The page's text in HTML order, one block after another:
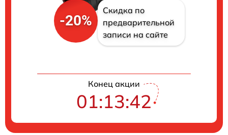
-20%
Скидка по
предварительной
записи на сайте
Конец акции
01:13:41